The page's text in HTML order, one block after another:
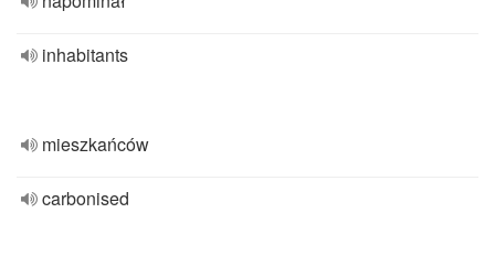
inhabitants
mieszkańców
carbonised